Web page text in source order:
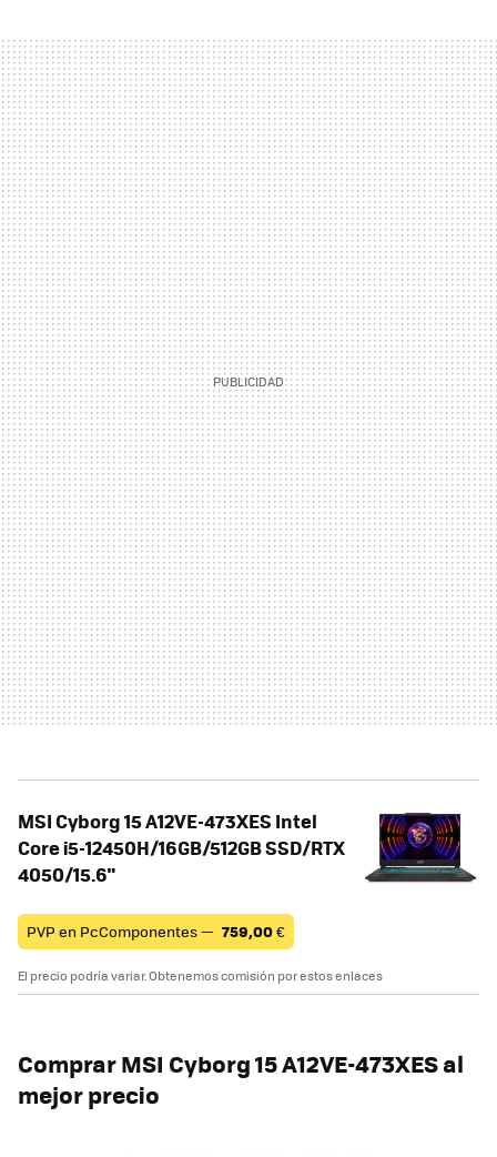
MSI Cyborg 15 A12VE-473XES Intel
Core i5-12450H/16GB/512GB SSD/RTX
4050/15.6"
PVP en PcComponentes — 759,00€
El precio podría variar. Obtenemos comisión por estos enlaces
ComprarMSI Cyborg 15 A12VE-473XESal
mejor precio